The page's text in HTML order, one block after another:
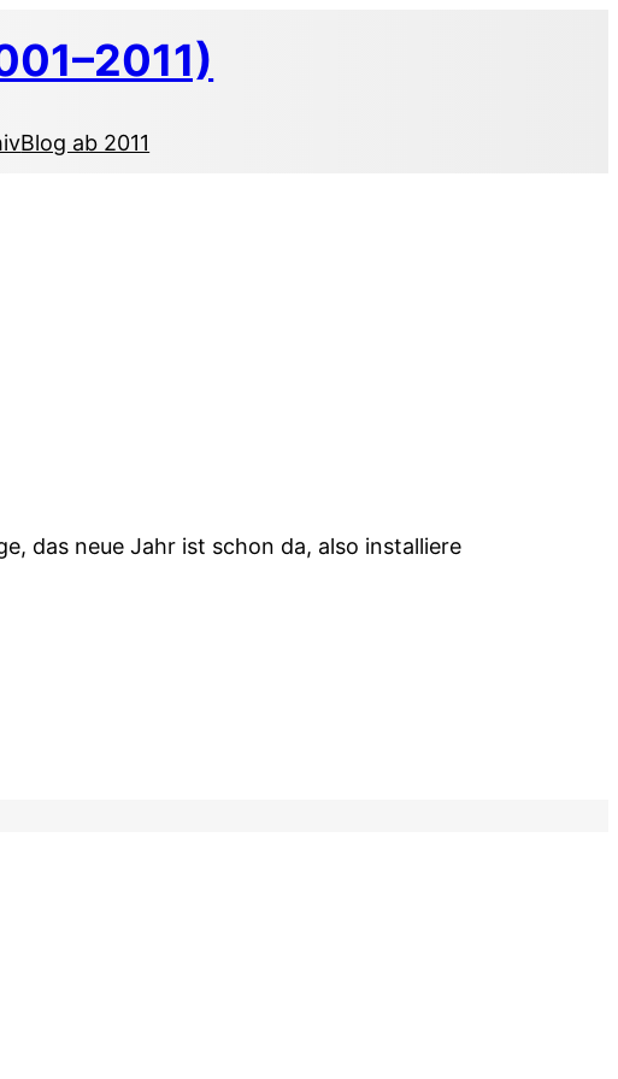
Blog ab 2011
das neue Jahr ist schon da, also installiere